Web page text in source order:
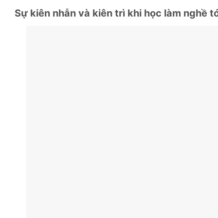
Sự kiên nhẫn và kiên trì khi học làm nghề